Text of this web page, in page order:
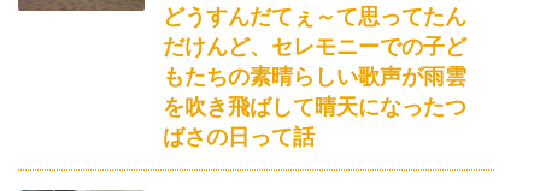
どうすんだてぇ～て思ってたん
だけんど、セレモニーでの子ど
もたちの素晴らしい歌声が雨雲
を吹き飛ばして晴天になったつ
ばさの日って話